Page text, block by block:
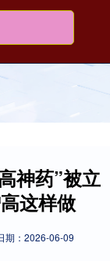
神药”被立
这样做
期：2026-06-09